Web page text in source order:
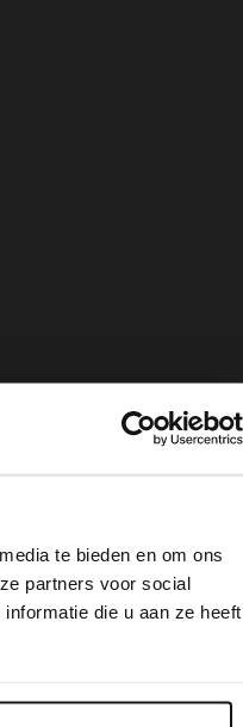
te bieden en om ons
partners voor social
die u aan ze heeft